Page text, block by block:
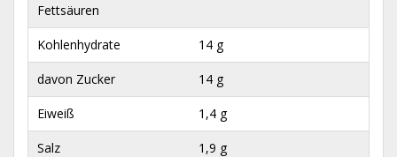
Fettsäuren
Kohlenhydrate 14 g
davon Zucker 14 g
Eiweiß 1,4 g
Salz 1,9 g